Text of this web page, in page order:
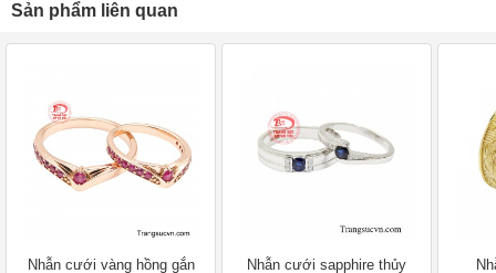
Sản phẩm liên quan
Nhẫn cưới vàng hồng gắn
Nhẫn cưới sapphire thủy